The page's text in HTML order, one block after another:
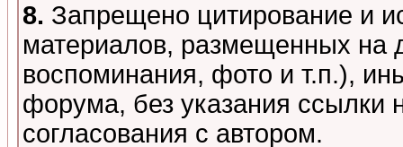
8. Запрещено цитирование и
материалов, размещенных на
воспоминания, фото и т.п.),
форума, без указания ссылки
согласования с автором.